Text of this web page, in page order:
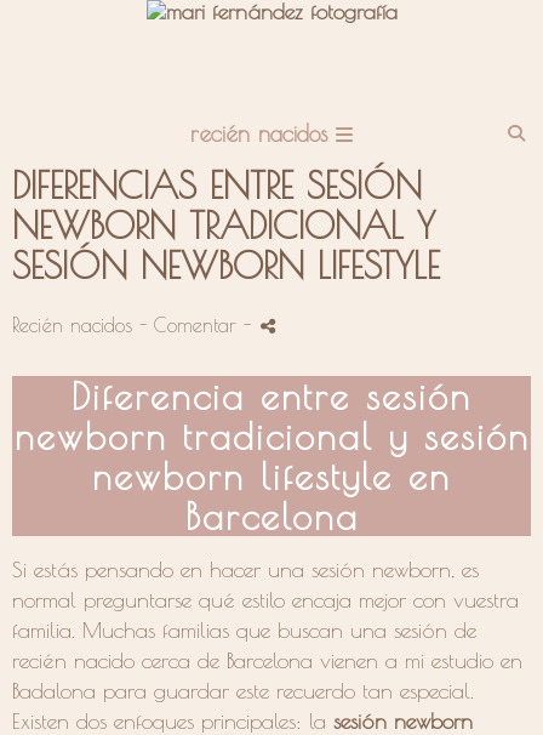
recién nacidos
DIFERENCIAS ENTRE SESIÓN
NEWBORN TRADICIONAL Y
SESIÓN NEWBORN LIFESTYLE
Recién nacidos - Comentar -
Diferencia entre sesión
newborn tradicional y sesión
newborn lifestyle en
Barcelona
Si estás pensando en hacer una sesión newborn, es
normal preguntarse qué estilo encaja mejor con vuestra
familia. Muchas familias que buscan una sesión de
recién nacido cerca de Barcelona vienen a mi estudio en
Badalona para guardar este recuerdo tan especial.
Existen dos enfoques principales: la sesión newborn